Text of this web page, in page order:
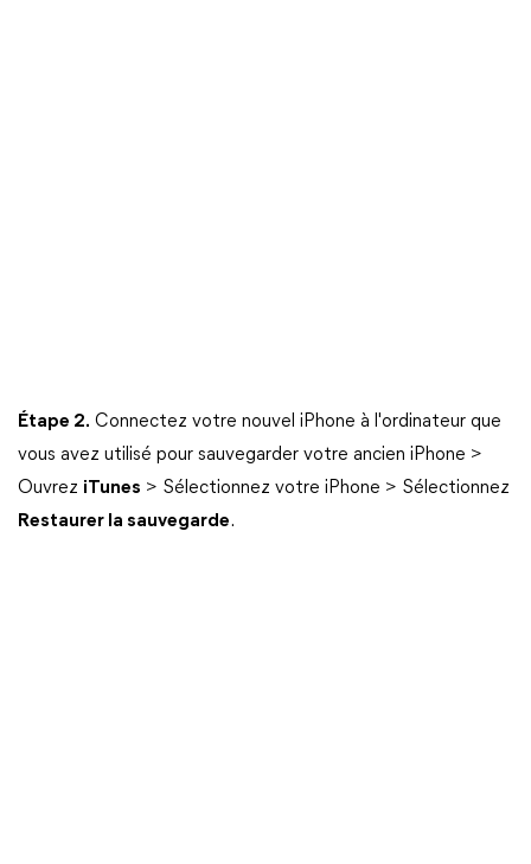
Étape 2. Connectez votre nouvel iPhone à l'ordinateur que
vous avez utilisé pour sauvegarder votre ancien iPhone >
Ouvrez iTunes > Sélectionnez votre iPhone > Sélectionnez
Restaurer la sauvegarde.